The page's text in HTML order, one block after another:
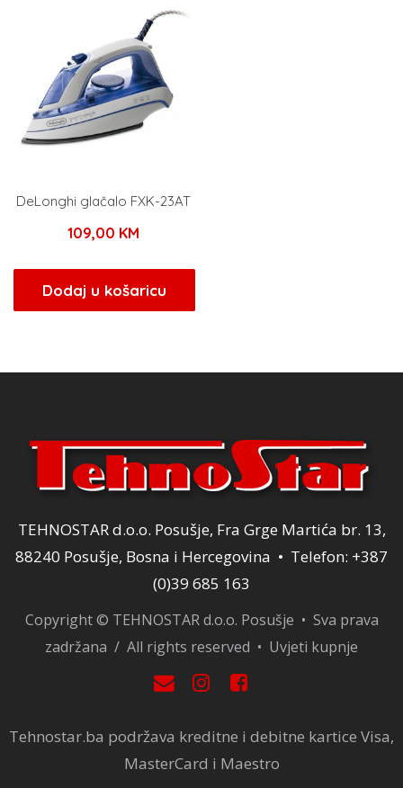
DeLonghi glačalo FXK-23AT
109,00 KM
Dodaj u košaricu
TEHNOSTAR d.o.o. Posušje, Fra Grge Martića br. 13,
88240 Posušje, Bosna i Hercegovina • Telefon: +387
(0)39 685 163
Copyright © TEHNOSTAR d.o.o. Posušje • Sva prava
zadržana / All rights reserved • Uvjeti kupnje
Tehnostar.ba podržava kreditne i debitne kartice Visa,
MasterCard i Maestro